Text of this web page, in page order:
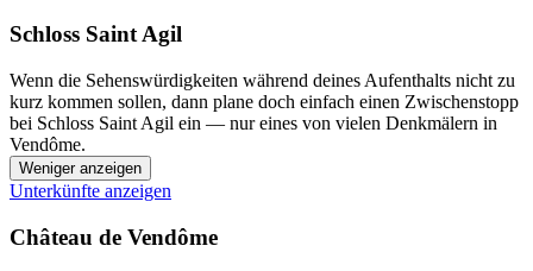
Schloss Saint Agil
Wenn die Sehenswürdigkeiten während deines Aufenthalts nicht zu
kurz kommen sollen, dann plane doch einfach einen Zwischenstopp
bei Schloss Saint Agil ein — nur eines von vielen Denkmälern in
Vendôme.
Weniger anzeigen
Unterkünfte anzeigen
Château de Vendôme